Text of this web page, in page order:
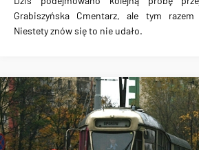
Grabiszyńska Cmentarz, ale tym razem
Niestety znów się to nie udało.